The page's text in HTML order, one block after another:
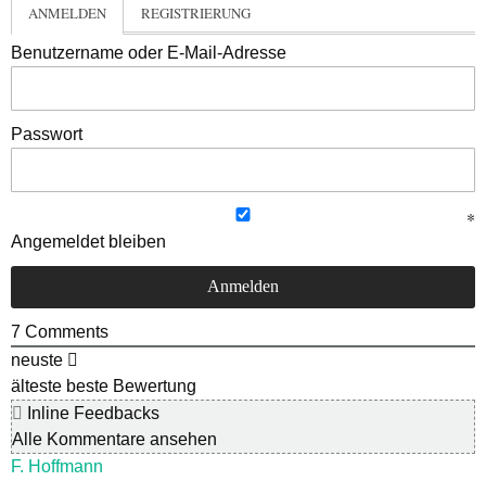
ANMELDEN REGISTRIERUNG
Benutzername oder E-Mail-Adresse
Passwort
Angemeldet bleiben
7 Comments
neuste
älteste beste Bewertung
Inline Feedbacks
Alle Kommentare ansehen
F. Hoffmann